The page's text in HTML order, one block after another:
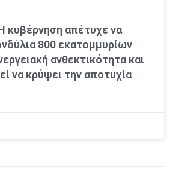
κυβέρνηση απέτυχε να
800 εκατομμυρίων
ανθεκτικότητα και
να κρύψει την αποτυχία